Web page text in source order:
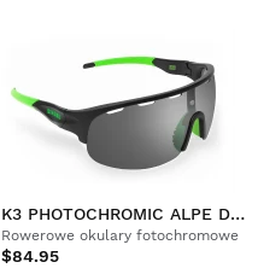
K3 PHOTOCHROMIC ALPE D'HUEZ
Rowerowe okulary fotochromowe
$84.95